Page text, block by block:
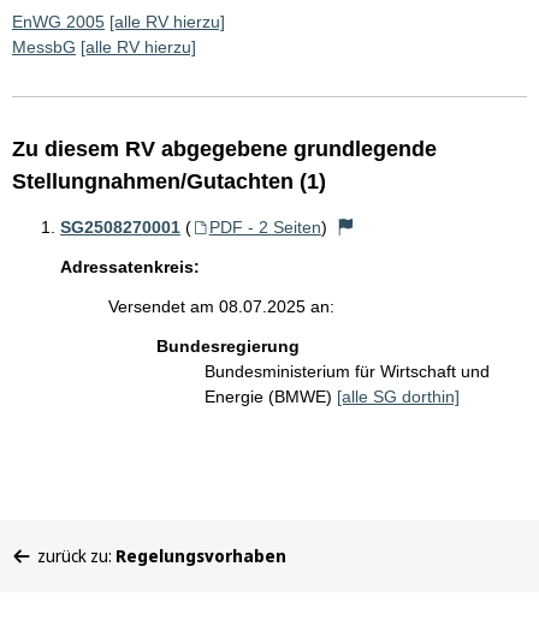
EnWG 2005 [alle RV hierzu]
MessbG [alle RV hierzu]
Zu diesem RV abgegebene grundlegende
Stellungnahmen/Gutachten (1)
SG2508270001 ( PDF - 2 Seiten)
Adressatenkreis:
Versendet am 08.07.2025 an:
Bundesregierung
Bundesministerium für Wirtschaft und
Energie (BMWE) [alle SG dorthin]
befinden
zurück zu: Regelungsvorhaben